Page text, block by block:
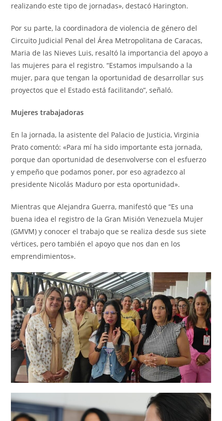
realizando este tipo de jornadas», destacó Harington.
Por su parte, la coordinadora de violencia de género del
Circuito Judicial Penal del Área Metropolitana de Caracas,
Maria de las Nieves Luis, resaltó la importancia del apoyo a
las mujeres para el registro. “Estamos impulsando a la
mujer, para que tengan la oportunidad de desarrollar sus
proyectos que el Estado está facilitando”, señaló.
Mujeres trabajadoras
En la jornada, la asistente del Palacio de Justicia, Virginia
Prato comentó: «Para mí ha sido importante esta jornada,
porque dan oportunidad de desenvolverse con el esfuerzo
y empeño que podamos poner, por eso agradezco al
presidente Nicolás Maduro por esta oportunidad».
Mientras que Alejandra Guerra, manifestó que “Es una
buena idea el registro de la Gran Misión Venezuela Mujer
(GMVM) y conocer el trabajo que se realiza desde sus siete
vértices, pero también el apoyo que nos dan en los
emprendimientos».